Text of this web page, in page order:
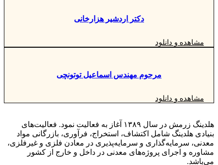
دکتر اردشیر هزارخانی
مشاهده و دانلود
مرحوم مهندس اسماعیل توتونچی
مشاهده و دانلود
هلدینگ زرمش در سال ۱۳۸۹ آغاز به فعالیت‌ نمود. فعالیت‌های
بنیادی هلدینگ شامل اکتشاف، استخراج، فرآوری، بازرگانی مواد
معدنی، سرمایه‌گذاری و سرمایه‌پذیری در معادن فلزی و غیرفلزی،
مشاوره و اجرای پروژه‌های معدنی در داخل و خارج از کشور
می‌باشد.